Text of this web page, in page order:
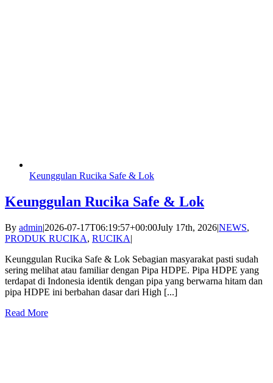
Keunggulan Rucika Safe & Lok
Keunggulan Rucika Safe & Lok
By admin|2026-07-17T06:19:57+00:00July 17th, 2026|NEWS,
PRODUK RUCIKA, RUCIKA|
Keunggulan Rucika Safe & Lok Sebagian masyarakat pasti sudah
sering melihat atau familiar dengan Pipa HDPE. Pipa HDPE yang
terdapat di Indonesia identik dengan pipa yang berwarna hitam dan
pipa HDPE ini berbahan dasar dari High [...]
Read More